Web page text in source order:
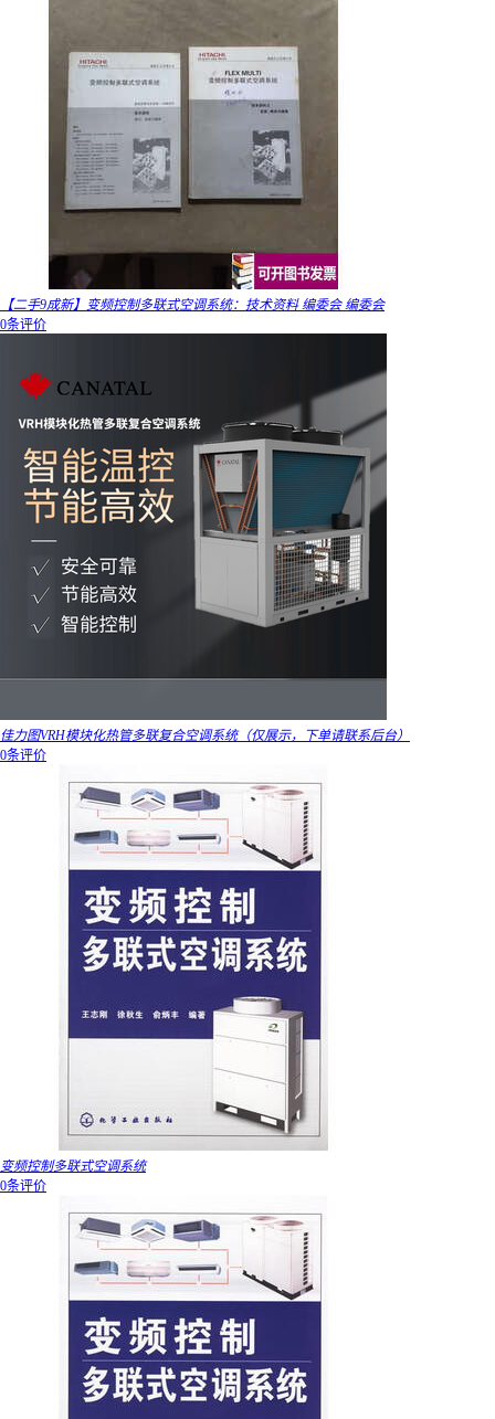
【二手9成新】变频控制多联式空调系统：技术资料 编委会 编委会
0条评价
佳力图VRH模块化热管多联复合空调系统（仅展示，下单请联系后台）
0条评价
变频控制多联式空调系统
0条评价